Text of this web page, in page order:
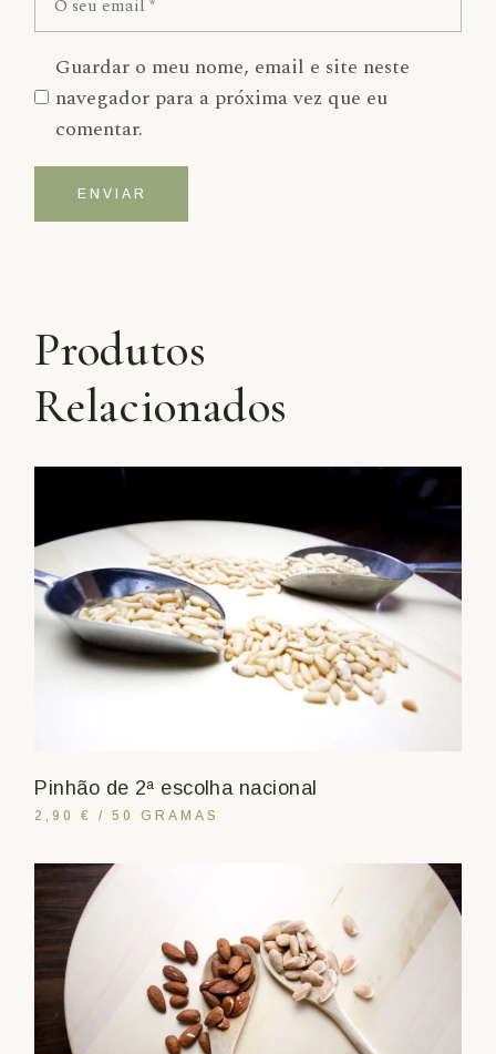
Guardar o meu nome, email e site neste
navegador para a próxima vez que eu
comentar.
ENVIAR
Produtos
Relacionados
Pinhão de 2ª escolha nacional
2,90 € / 50 GRAMAS